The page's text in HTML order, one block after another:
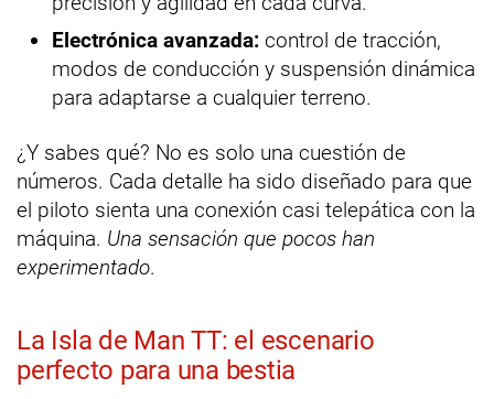
Electrónica avanzada: control de tracción,
modos de conducción y suspensión dinámica
para adaptarse a cualquier terreno.
¿Y sabes qué? No es solo una cuestión de
números. Cada detalle ha sido diseñado para que
el piloto sienta una conexión casi telepática con la
máquina. Una sensación que pocos han
experimentado.
La Isla de Man TT: el escenario
perfecto para una bestia